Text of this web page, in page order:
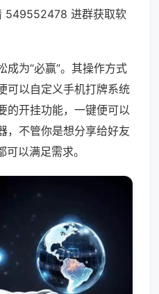
549552478 进群获取软
成为“必赢”。其操作方式
可以自定义手机打牌系统
的开挂功能，一键便可以
，不管你是想分享给好友
以满足需求。